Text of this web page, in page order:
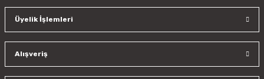
Üyelik İşlemleri
Alışveriş